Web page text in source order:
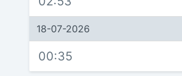
18-07-2026
00:35